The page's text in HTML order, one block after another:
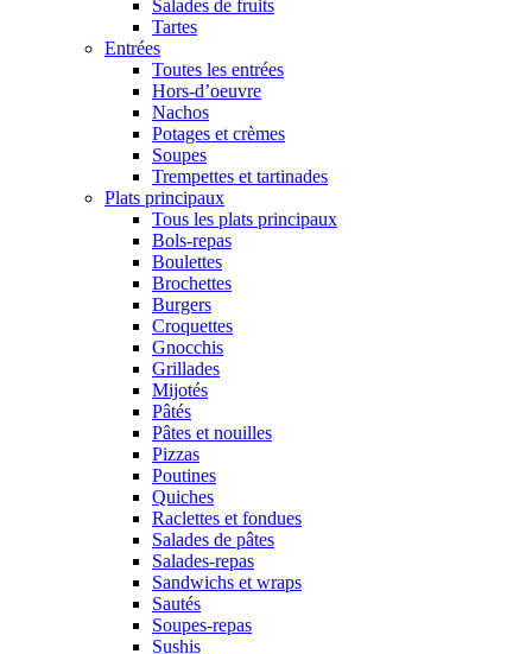
Salades de fruits
Tartes
Entrées
Toutes les entrées
Hors-d’oeuvre
Nachos
Potages et crèmes
Soupes
Trempettes et tartinades
Plats principaux
Tous les plats principaux
Bols-repas
Boulettes
Brochettes
Burgers
Croquettes
Gnocchis
Grillades
Mijotés
Pâtés
Pâtes et nouilles
Pizzas
Poutines
Quiches
Raclettes et fondues
Salades de pâtes
Salades-repas
Sandwichs et wraps
Sautés
Soupes-repas
Sushis